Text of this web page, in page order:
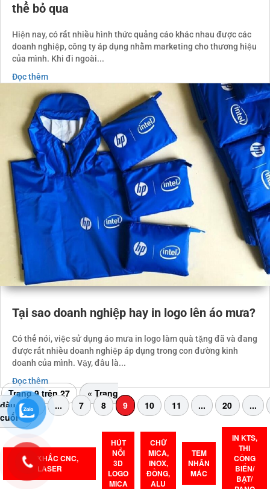
thể bỏ qua
Hiện nay, có rất nhiều hình thức quảng cáo khác nhau được các
doanh nghiệp, công ty áp dụng nhằm marketing cho thương hiệu
của mình. Khi đi ngoài...
Đọc thêm
Tại sao doanh nghiệp hay in logo lên áo mưa?
Có thể nói, việc sử dụng áo mưa in logo làm quà tặng đã và đang
được rất nhiều doanh nghiệp áp dụng trong con đường kinh
doanh của mình. Vậy, đâu là...
Đọc thêm
Trang 9 trên 27
« Trang
đầu
« ... 7 8 9 10 11 ... 20
...
cuối »
CẮT KHẮC CNC,
LASER
HÚT
NỔI
3D
LOGO
MICA
CHỮ
MICA,
INOX,
ĐỒNG,
ALU
TEM
NHÃN
MÁC
IN KTS,
THI
CÔNG
BIỂN/
BẠT/